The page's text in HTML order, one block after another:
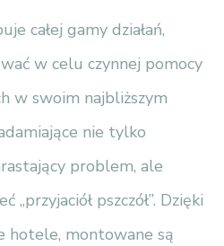
całej gamy działań,
w celu czynnej pomocy
w swoim najbliższym
nie tylko
problem, ale
„przyjaciół pszczół”. Dzięki
hotele, montowane są